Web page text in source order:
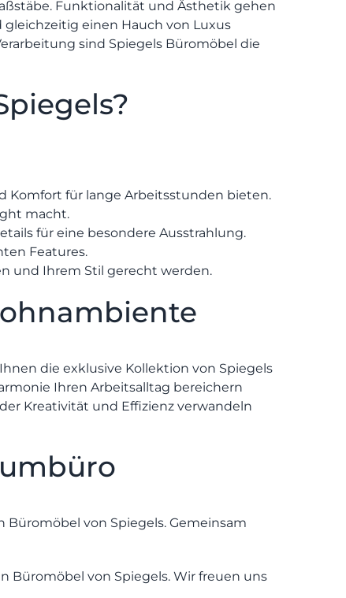
dialog@wohnambiente.de
Di.-Fr.
Sa.
Königswinterer
Funktionalität und Ästhetik gehen
einen Hauch von Luxus
sind Spiegels Büromöbel die
Komfort für lange Arbeitsstunden bieten.
macht.
für eine besondere Ausstrahlung.
Features.
und Ihrem Stil gerecht werden.
die exklusive Kollektion von Spiegels
Ihren Arbeitsalltag bereichern
Kreativität und Effizienz verwandeln
von Spiegels. Gemeinsam
Büromöbel von Spiegels. Wir freuen uns